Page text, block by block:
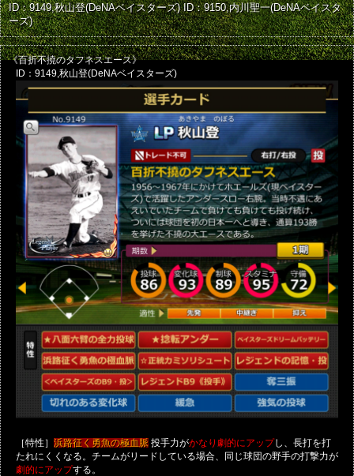
ID：9149,秋山登(DeNAベイスターズ)ID：9150,内川聖一(DeNAベイスタ
ーズ)
《百折不撓のタフネスエース》
ID：9149,秋山登(DeNAベイスターズ)
［特性］ 浜路征く勇魚の極血脈投手力がかなり劇的にアップし、長打を打
たれにくくなる。チームがリードしている場合、同じ球団の野手の打撃力が
劇的にアップする。